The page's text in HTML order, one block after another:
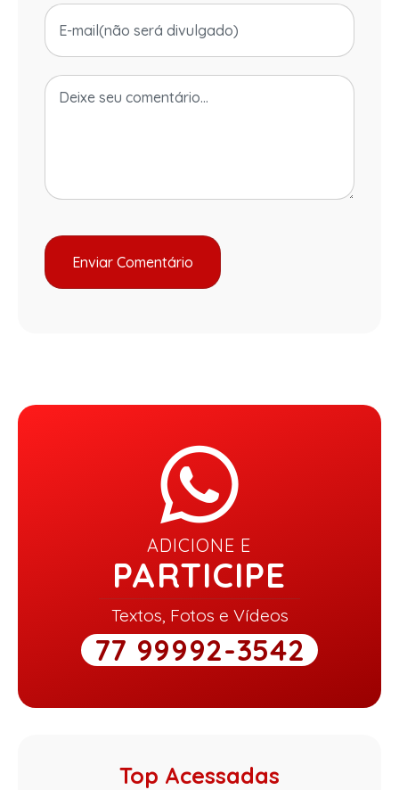
ADICIONE E
PARTICIPE
Textos, Fotos e Vídeos
77 99992-3542
Top Acessadas